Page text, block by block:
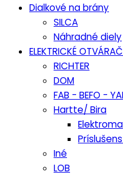
Dialkové na brány
SILCA
Náhradné diely
ELEKTRICKÉ
RICHTER
DOM
FAB - BEFO -
Hartte/ Bira
Iné
LOB